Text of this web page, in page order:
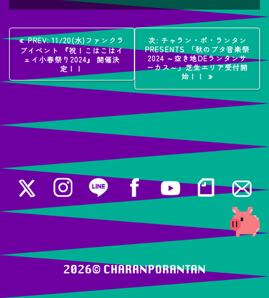
投
稿
ナ
ビ
ー
シ
ョ
ン
PREV: 過
去
の
投
稿:
11/20(水)ファンクラ
ブイベント 『祝！こはこはイ
ェイ小春祭り2024』 開催決
定！！
次: 次
の
投
稿:
チャラン・ポ・ランタン
PRESENTS 「秋のブタ音楽祭
2024 ～空き地DEランタンサ
ーカス～」芝生エリア受付開
始！！
2026© ️CHARANPORANTAN